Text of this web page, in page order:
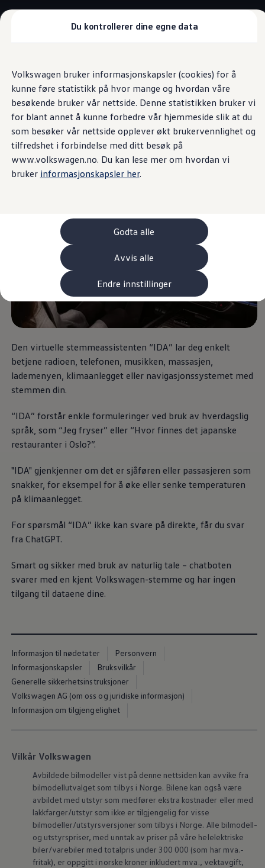
Du kontrollerer dine egne data
Volkswagen bruker informasjonskapsler (cookies) for å
kunne føre statistikk på hvor mange og hvordan våre
besøkende bruker vår nettside. Denne statistikken bruker vi
for blant annet å kunne forbedre vår hjemmeside slik at du
som besøker vår nettside opplever økt brukervennlighet og
tilfredshet i forbindelse med ditt besøk på
www.volkswagen.no. Du kan lese mer om hvordan vi
bruker informasjonskapsler her.
Godta alle
Avvis alle
Endre innstillinger
hovedinnhold
til
footer
Tilbehør
ID. Buzz GTX Lang Varebil
Kampanjer
ID. Polo
ID.3
ID.3 Neo
ID.4
ID.7 Tourer
Våre varebiler
Prislister
Kampanjer
ID. Buzz Cargo
Lastsikring
Billån
Bilforsikring
Varebiler med firehjulstrekk
Proff leasing
Kundeløfter
Connect Pro
Klimakalkulator
Finansiering
Prislister
Leasing
Lease eller kjøpe bil
Bilforsikring
Lading
Ladekort fra Volkswagen
Hjemmelading
Ruteplanlegger
Elbillader
Rekkevidde-kalkulator
Ladekalkulator
myVolkswagen
Biltilbehør
Programvareoppdateringer
Videoveiledninger
Kundeinformasjon
Varsellamper
Apper og tjenester
App-Connect
Kart og radio
Verkstedtjenester
Service på elbil
Service for eldre modeller
Serviceavtale
Hvorfor velge merkeverksted
Magasin
Virtuell assistent
Betjen flere funksjoner
med stemmen
Den virtuelle stemmeassistenten “IDA” lar deg enkelt
betjene radioen, telefonen, musikken, massasjen,
lademenyen, klimaanlegget eller navigasjonssystemet med
stemmen din.
“IDA” forstår enkle formuleringer ved bruk av hverdagslig
språk, som “Jeg fryser” eller “Hvor finnes det japanske
restauranter i Oslo?”.
"IDA" gjenkjenner om det er sjåføren eller passasjeren som
snakker, for eksempel for å øke eller senke temperaturen
på klimaanlegget.
For spørsmål “IDA” ikke kan svare på direkte, får du svar
fra ChatGPT.
Smart og sikker med bruk av naturlig tale – chatboten
svarer med en kjent Volkswagen-stemme og har ingen
tilgang til dataene dine.
Informasjon til nødetater
Personvern
Informasjonskapsler
Bruksvilkår
Generelle sikkerhetsinstruksjoner
Volkswagen AG (om oss og juridiske informasjon)
Informasjon om tilgjengelighet
Vilkår Volkswagen
Avbildede bilmodeller vist på denne nettsiden kan avvike fra
bilmodellutvalget som tilbys i Norge. Bilene kan også være
avbildet med utstyr som medfører ekstra kostnader eller med
lakkfarger/utstyr som ikke er tilgjengelig for visse
bilmodeller/utstyrsversjoner som tilbys i Norge. Alle bilmodell-
og utstyrspriser, med unntak av priser på våre helelektriske
biler/varebiler med totalpris under 300 000 (som har mva.-
fritak), er oppgitt i norske kroner inkludert mva., vektavgift,